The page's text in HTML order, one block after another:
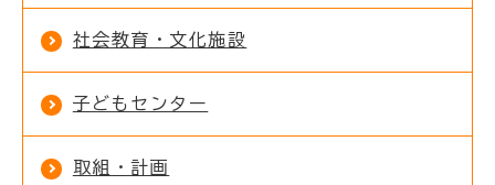
社会教育・文化施設
子どもセンター
取組・計画